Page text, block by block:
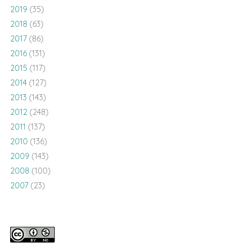
2019 (35)
2018 (63)
2017 (86)
2016 (131)
2015 (117)
2014 (127)
2013 (143)
2012 (248)
2011 (137)
2010 (136)
2009 (143)
2008 (100)
2007 (23)